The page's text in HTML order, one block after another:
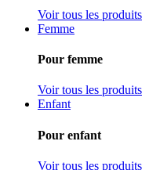
Voir tous les produits
Femme
Pour femme
Voir tous les produits
Enfant
Pour enfant
Voir tous les produits